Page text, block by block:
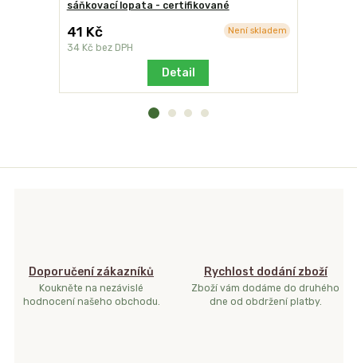
sáňkovací lopata - certifikované
41 Kč
34 Kč bez DPH
Není skladem
Detail
Doporučení zákazníků
Koukněte na nezávislé
hodnocení našeho obchodu.
Rychlost dodání zboží
Zboží vám dodáme do druhého
dne od obdržení platby.